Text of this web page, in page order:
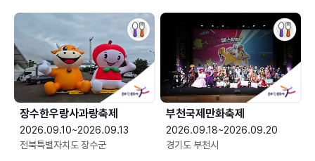
장수한우랑사과랑축제
2026.09.10~2026.09.13
전북특별자치도 장수군
부천국제만화축제
2026.09.18~2026.09.20
경기도 부천시